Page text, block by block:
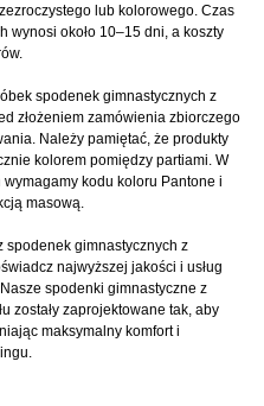
lub kolorowego. Czas
wynosi około 10–15 dni, a koszty
spodenek gimnastycznych z
złożeniem zamówienia zbiorczego
Należy pamiętać, że produkty
kolorem pomiędzy partiami. W
kodu koloru Pantone i
masową.
gimnastycznych z
najwyższej jakości i usług
spodenki gimnastyczne z
zostały zaprojektowane tak, aby
maksymalny komfort i